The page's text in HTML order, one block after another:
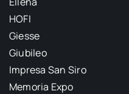
HOFI
Giesse
Giubileo
Impresa San Siro
Memoria Expo